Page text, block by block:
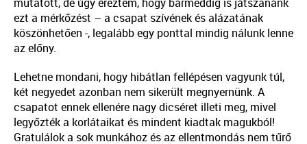
ezt a mérkőzést – a csapat szívének és alázatának
köszönhetően -, legalább egy ponttal mindig nálunk lenne
az előny.
Lehetne mondani, hogy hibátlan fellépésen vagyunk túl,
két negyedet azonban nem sikerült megnyernünk. A
csapatot ennek ellenére nagy dicséret illeti meg, mivel
legyőzték a korlátaikat és mindent kiadtak magukból!
Gratulálok a sok munkához és az ellentmondás nem tűrő